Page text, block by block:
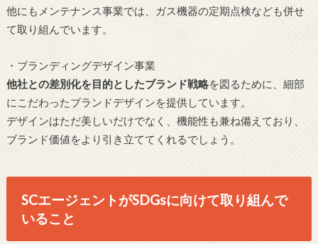
他にもメンテナンス事業では、ガス機器の定期点検なども併せ
て取り組んでいます。
・ブランディングデザイン事業
他社との差別化を目的としたブランド戦略を図るために、細部
にこだわったブランドデザインを提供しています。
デザインはただ美しいだけでなく、機能性も兼ね備えており、
ブランド価値をより引き立ててくれるでしょう。
SCエージェントがSDGsに向けて取り組んで
いること